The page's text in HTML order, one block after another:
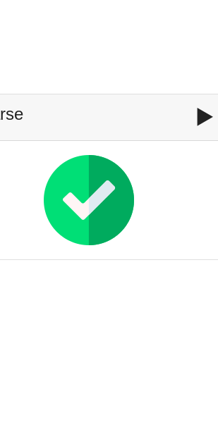
▶️